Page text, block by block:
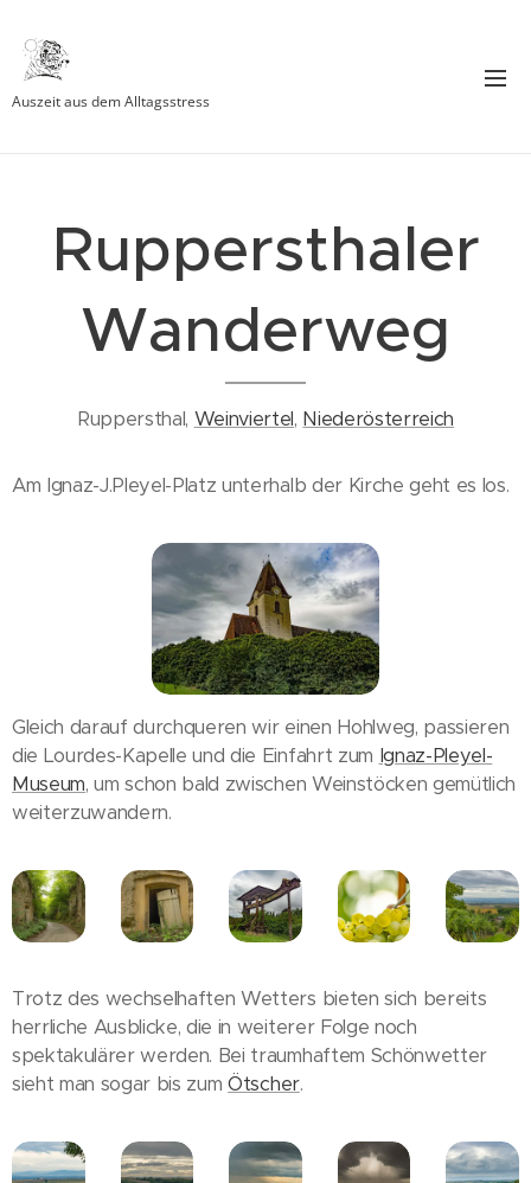
Auszeit aus dem Alltagsstress
Ruppersthaler
Wanderweg
Ruppersthal, Weinviertel, Niederösterreich
Am Ignaz-J.Pleyel-Platz unterhalb der Kirche geht es los.
Gleich darauf durchqueren wir einen Hohlweg, passieren
die Lourdes-Kapelle und die Einfahrt zum Ignaz-Pleyel-
Museum, um schon bald zwischen Weinstöcken gemütlich
weiterzuwandern.
Trotz des wechselhaften Wetters bieten sich bereits
herrliche Ausblicke, die in weiterer Folge noch
spektakulärer werden. Bei traumhaftem Schönwetter
sieht man sogar bis zumÖtscher.